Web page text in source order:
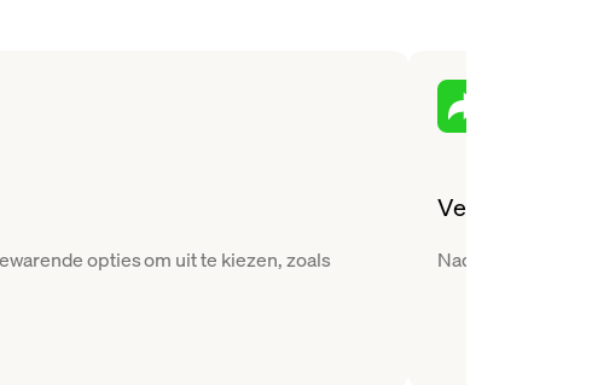
opties om uit te kiezen, zoals
Versturen
Nadat je Aave